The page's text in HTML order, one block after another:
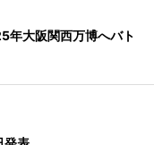
年大阪関西万博へバト